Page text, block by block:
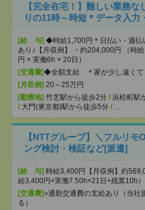
【完全在宅！】難しい業務な
りの11時～時短＊データ入力
[給 与] ◆時給1,700円＊日払い・週払
あり♪【月収例】 ・約204,000円 （時
円 × 実働6h × 20日）
[交通費]◆全額支給 ＊家が少し遠くて
[月収例] 20～25万円
[勤務地] 竹芝駅から徒歩2分 / 浜松町駅
/ 大門(東京都)駅から徒歩5分 / …
【NTTグループ】＼フルリモ
ング検討・検証など[派遣]
[給 与] 時給3,400円【月収例】約
給3,400円×実働7.50h×21日+残業10h
[交通費]○通勤交通費の支給あり（当社
る）